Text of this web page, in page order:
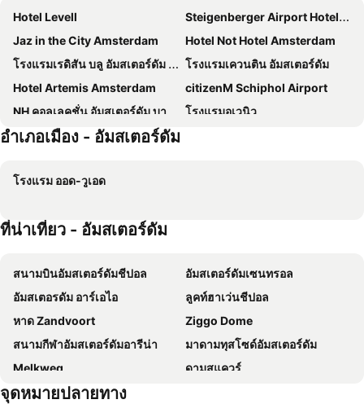
Hotel Levell
Steigenberger Airport Hotel Amsterdam
Jaz in the City Amsterdam
Hotel Not Hotel Amsterdam
โรงแรมเรดิสัน บลู อัมสเตอร์ดัม แอร์พอร์ต ชิปโฮล
โรงแรมเควนติน อัมสเตอร์ดัม
Hotel Artemis Amsterdam
citizenM Schiphol Airport
NH คอลเลคชั่น อัมสเตอร์ดัม บาร์บิซอน พาเลซ
โรงแรมอเวนิว
Hotel Hortus
Hotel CC
ibis Amsterdam Centre Stopera
โรงแรมดี พอร์ท ฟาน เคลเว
มิวเซียมซิคต์
โฮเทล เอสเธเรีย
XO Hotels City Centre
Park Centraal Amsterdam, part of Sircle Collection
Hotel Torenzicht
โรงแรมสวิสโซเทล อัมสเตอร์ดัม
NH อัมสเตอร์ดัม มิวเซียม ควอร์เตอร์
โฮเทล อัลลัวร์
Hotel Flipper Amsterdam
Beursstraat
อำเภอเมือง - อัมสเตอร์ดัม
โรงแรม ออด-วูเอด
ที่น่าเที่ยว - อัมสเตอร์ดัม
สนามบินอัมสเตอร์ดัมชีปอล
อัมสเตอร์ดัมเซนทรอล
อัมสเตอรดัม อาร์เอไอ
ลูคท์ฮาเว่นชีปอล
หาด Zandvoort
Ziggo Dome
สนามกีฬาอัมสเตอร์ดัมอารีน่า
มาดามทุสโซด์อัมสเตอร์ดัม
Melkweg
ดามสแควร์
Seventeenth-century canal ring area of Amsterdam inside the Singelgracht
จุดหมายปลายทาง